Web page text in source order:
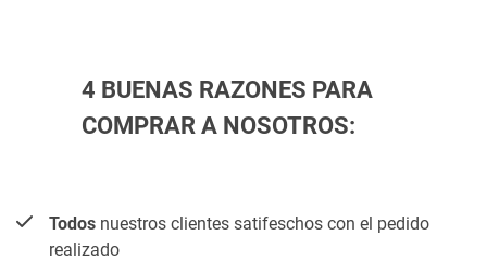
4 BUENAS RAZONES PARA
COMPRAR A NOSOTROS:
Todos nuestros clientes satifeschos con el pedido
realizado